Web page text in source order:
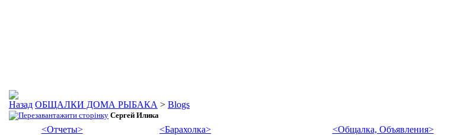
ОБЩАЛКИ ДОМА РЫБАКА > Blogs
Сергей Илика
<Отчеты>
<Барахолка> <Общалка, Объявления>